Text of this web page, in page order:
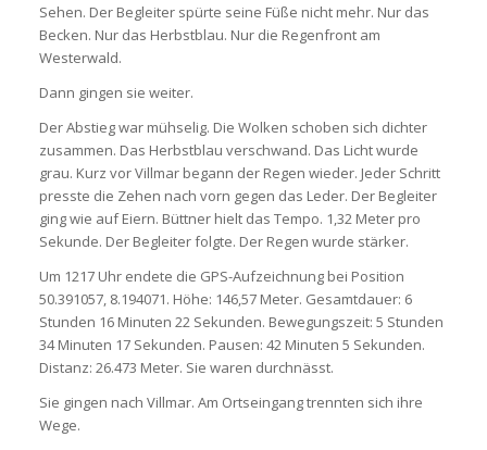
Sehen. Der Begleiter spürte seine Füße nicht mehr. Nur das
Becken. Nur das Herbstblau. Nur die Regenfront am
Westerwald.
Dann gingen sie weiter.
Der Abstieg war mühselig. Die Wolken schoben sich dichter
zusammen. Das Herbstblau verschwand. Das Licht wurde
grau. Kurz vor Villmar begann der Regen wieder. Jeder Schritt
presste die Zehen nach vorn gegen das Leder. Der Begleiter
ging wie auf Eiern. Büttner hielt das Tempo. 1,32 Meter pro
Sekunde. Der Begleiter folgte. Der Regen wurde stärker.
Um 1217 Uhr endete die GPS-Aufzeichnung bei Position
50.391057, 8.194071. Höhe: 146,57 Meter. Gesamtdauer: 6
Stunden 16 Minuten 22 Sekunden. Bewegungszeit: 5 Stunden
34 Minuten 17 Sekunden. Pausen: 42 Minuten 5 Sekunden.
Distanz: 26.473 Meter. Sie waren durchnässt.
Sie gingen nach Villmar. Am Ortseingang trennten sich ihre
Wege.